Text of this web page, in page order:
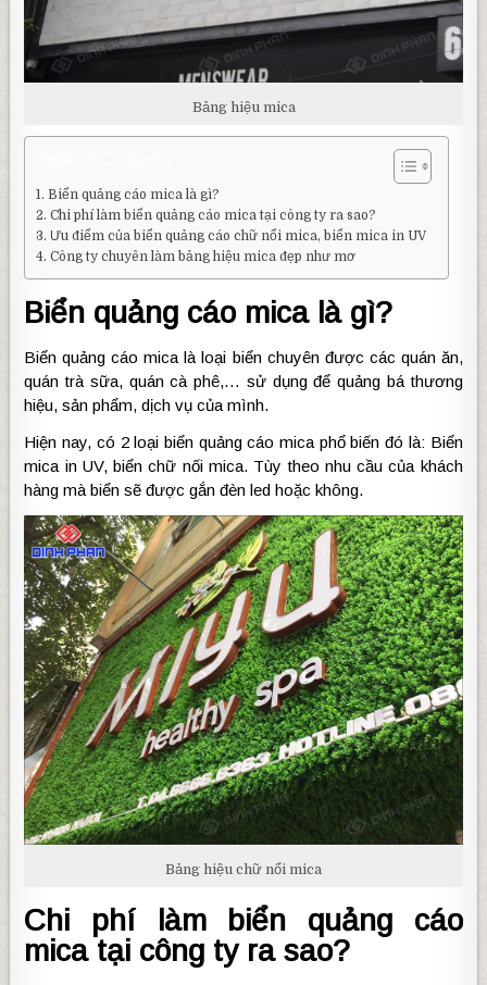
Bảng hiệu mica
Biển quảng cáo mica là gì?
Chi phí làm biển quảng cáo mica tại công ty ra sao?
Ưu điểm của biển quảng cáo chữ nổi mica, biển mica in UV
Công ty chuyên làm bảng hiệu mica đẹp như mơ
Biển quảng cáo mica là gì?
Biển quảng cáo mica là loại biển chuyên được các quán ăn,
quán trà sữa, quán cà phê,… sử dụng để quảng bá thương
hiệu, sản phẩm, dịch vụ của mình.
Hiện nay, có 2 loại biển quảng cáo mica phổ biến đó là: Biển
mica in UV, biển chữ nối mica. Tùy theo nhu cầu của khách
hàng mà biển sẽ được gắn đèn led hoặc không.
Bảng hiệu chữ nổi mica
Chi phí làm biển quảng cáo
mica tại công ty ra sao?